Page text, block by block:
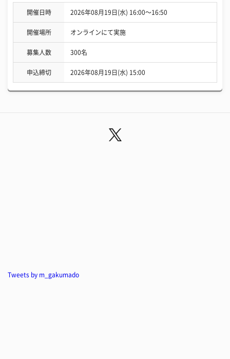
開催日時 2026年08月19日(水) 16:00〜16:50
開催場所 オンラインにて実施
募集人数 300名
申込締切 2026年08月19日(水) 15:00
Tweets by m_gakumado